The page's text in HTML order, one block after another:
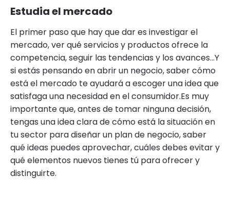
Estudia el mercado
El primer paso que hay que dar es investigar el
mercado, ver qué servicios y productos ofrece la
competencia, seguir las tendencias y los avances…Y
si estás pensando en abrir un negocio, saber cómo
está el mercado te ayudará a escoger una idea que
satisfaga una necesidad en el consumidor.Es muy
importante que, antes de tomar ninguna decisión,
tengas una idea clara de cómo está la situación en
tu sector para diseñar un plan de negocio, saber
qué ideas puedes aprovechar, cuáles debes evitar y
qué elementos nuevos tienes tú para ofrecer y
distinguirte.